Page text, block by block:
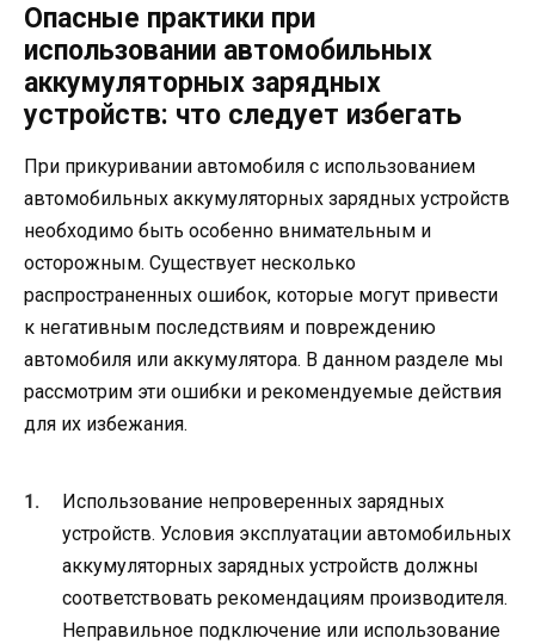
Опасные практики при
использовании автомобильных
аккумуляторных зарядных
устройств: что следует избегать
При прикуривании автомобиля с использованием
автомобильных аккумуляторных зарядных устройств
необходимо быть особенно внимательным и
осторожным. Существует несколько
распространенных ошибок, которые могут привести
к негативным последствиям и повреждению
автомобиля или аккумулятора. В данном разделе мы
рассмотрим эти ошибки и рекомендуемые действия
для их избежания.
Использование непроверенных зарядных
устройств. Условия эксплуатации автомобильных
аккумуляторных зарядных устройств должны
соответствовать рекомендациям производителя.
Неправильное подключение или использование